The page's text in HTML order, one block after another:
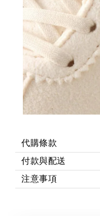
代購條款
付款與配送
注意事項